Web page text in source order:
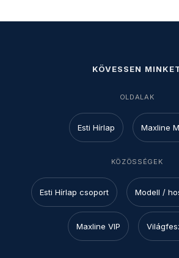
KÖVESSEN
OLDALAK
Esti Hírlap Maxline
KÖZÖSSÉGEK
Esti Hírlap csoport Modell /
Maxline VIP